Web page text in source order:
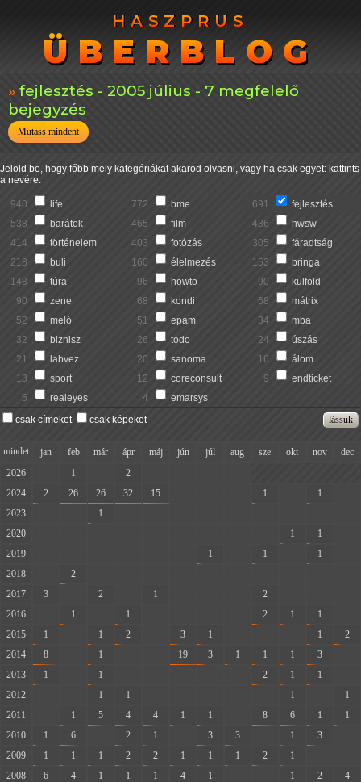
HASZPRUS
ÜBERBLOG
HASZPRUS
ÜBERBLOG
fejlesztés - 2005 július - 7 megfelelő
bejegyzés
Mutass mindent
Jelöld be, hogy főbb mely kategóriákat akarod olvasni, vagy ha csak egyet: kattints
a nevére.
940 life 772 bme 691
fejlesztés
538
barátok 465 film 436
hwsw
414
történelem 403 fotózás 305
fáradtság
218
buli 160 élelmezés 153
bringa
148
túra 96 howto 90
külföld
90
zene 68 kondi 68
mátrix
52
meló 51 epam 34
mba
32
biznisz 26 todo 24
úszás
21
labvez 20 sanoma 16
álom
13
sport 12 coreconsult 9
endticket
5
realeyes 4
emarsys
csak címeket
csak képeket
mindet jan feb már ápr máj jún júl aug sze okt nov
dec
2026
1 2
2024
2 26 26 32 15 1 1
2023
1
2020
1 1
2019
1 1 1
2018
2
2017
3 2 1 2
2016
1 1 2 1 1
2015
1 1 2 3 1 1
2
2014
8 1 19 3 1 1 1 3
2013
1 1 2 1 1
2012
1 1 1
1
2011
1 5 4 4 1 1 8 6 1
1
2010
1 6 2 1 3 3 1 3
2009
1 1 1 2 2 1 1 1 2 1
2008
6 4 1 1 1 4 1 1 2
4